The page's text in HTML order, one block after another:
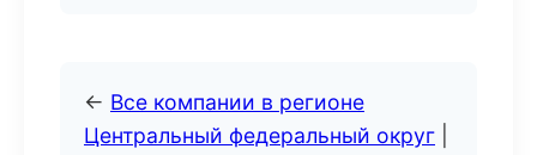
← Все компании в регионе
Центральный федеральный округ